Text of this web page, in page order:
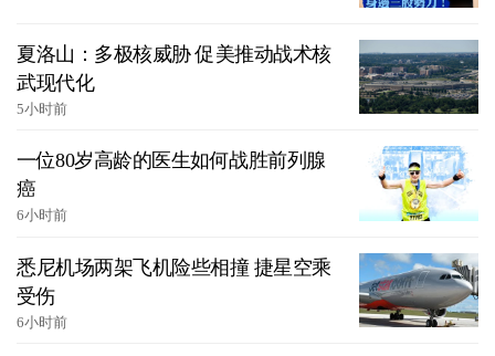
夏洛山：多极核威胁 促美推动战术核
武现代化
5小时前
一位80岁高龄的医生如何战胜前列腺
癌
6小时前
悉尼机场两架飞机险些相撞 捷星空乘
受伤
6小时前